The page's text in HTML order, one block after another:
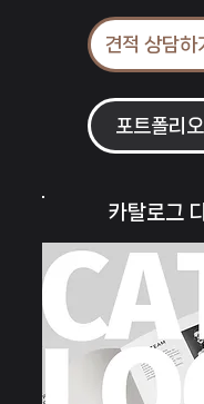
견적 상담하
포트폴리오
카탈로그